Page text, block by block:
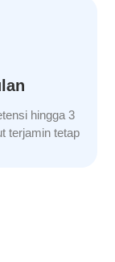
hingga 3
terjamin tetap